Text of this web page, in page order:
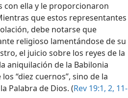
con ella y le proporcionaron
que estos representantes
debe notarse que
religioso lamentándose de su
el juicio sobre los reyes de la
aniquilación de la Babilonia
“diez cuernos”, sino de la
Palabra de Dios. (Rev 19:1, 2, 11-